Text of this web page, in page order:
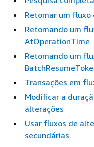
Retomar um fluxo
Retomando um
AtOperationTime
Retomando um
Transações em
Modificar a
alterações
Usar fluxos de
secundárias